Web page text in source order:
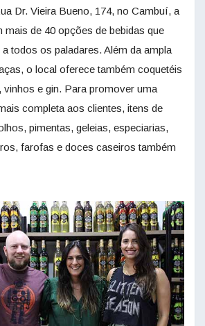
Dr. Vieira Bueno, 174, no Cambuí, a
mais de 40 opções de bebidas que
todos os paladares. Além da ampla
o local oferece também coquetéis
e gin. Para promover uma
completa aos clientes, itens de
pimentas, geleias, especiarias,
farofas e doces caseiros também